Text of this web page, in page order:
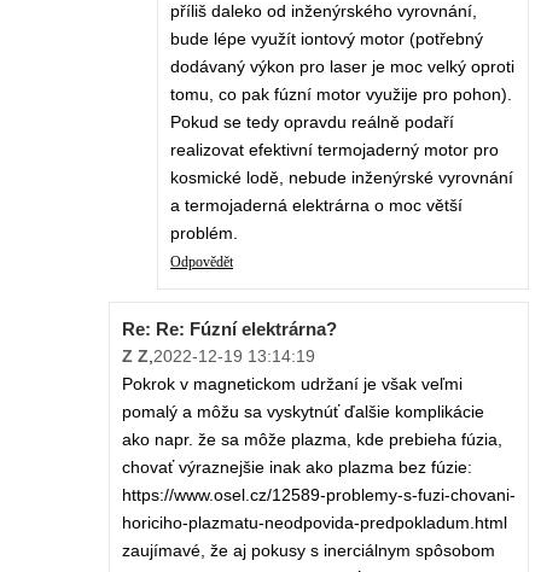
příliš daleko od inženýrského vyrovnání,
bude lépe využít iontový motor (potřebný
dodávaný výkon pro laser je moc velký oproti
tomu, co pak fúzní motor využije pro pohon).
Pokud se tedy opravdu reálně podaří
realizovat efektivní termojaderný motor pro
kosmické lodě, nebude inženýrské vyrovnání
a termojaderná elektrárna o moc větší
problém.
Odpovědět
Re: Re: Fúzní elektrárna?
Z Z 2022-12-19 13:14:19
Pokrok v magnetickom udržaní je však veľmi
pomalý a môžu sa vyskytnúť ďalšie komplikácie
ako napr. že sa môže plazma, kde prebieha fúzia,
chovať výraznejšie inak ako plazma bez fúzie:
https://www.osel.cz/12589-problemy-s-fuzi-chovani-
horiciho-plazmatu-neodpovida-predpokladum.html
zaujímavé, že aj pokusy s inerciálnym spôsobom